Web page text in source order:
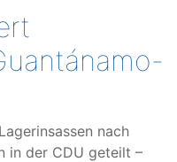
nach
in der CDU geteilt –